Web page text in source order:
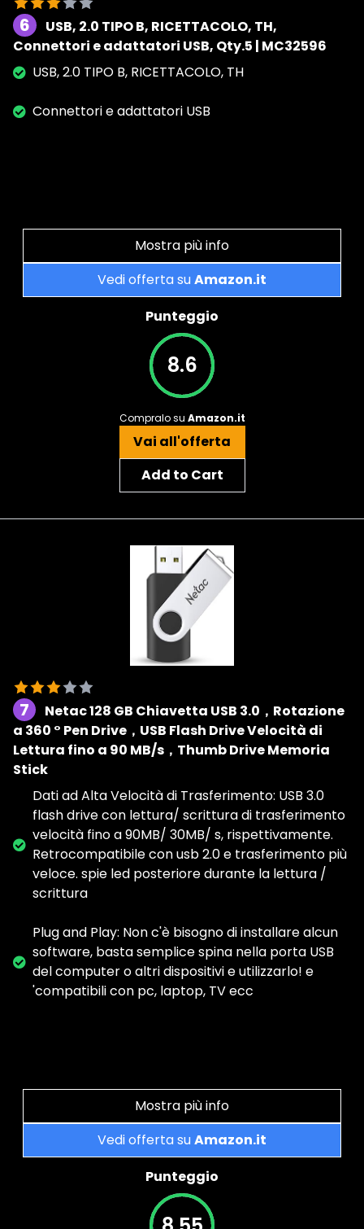
6
USB, 2.0 TIPO B, RICETTACOLO, TH,
Connettori e adattatori USB, Qty.5 | MC32596
USB, 2.0 TIPO B, RICETTACOLO, TH
Connettori e adattatori USB
Mostra più info
Vedi offerta suAmazon.it
Punteggio
8.6
Compralo su Amazon.it
Vai all'offerta
Add to Cart
7
Netac 128 GB Chiavetta USB 3.0，Rotazione
a 360 ° Pen Drive，USB Flash Drive Velocità di
Lettura fino a 90 MB/s，Thumb Drive Memoria
Stick
Dati ad Alta Velocità di Trasferimento: USB 3.0
flash drive con lettura/ scrittura di trasferimento
velocità fino a 90MB/ 30MB/ s, rispettivamente.
Retrocompatibile con usb 2.0 e trasferimento più
veloce. spie led posteriore durante la lettura /
scrittura
Plug and Play: Non c'è bisogno di installare alcun
software, basta semplice spina nella porta USB
del computer o altri dispositivi e utilizzarlo! e
'compatibili con pc, laptop, TV ecc
Mostra più info
Vedi offerta suAmazon.it
Punteggio